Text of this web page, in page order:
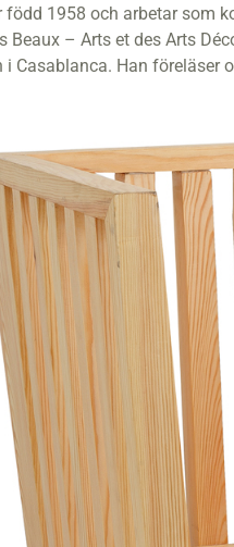
född 1958 och arbetar som
Beaux – Arts et des Arts
i Casablanca. Han föreläser